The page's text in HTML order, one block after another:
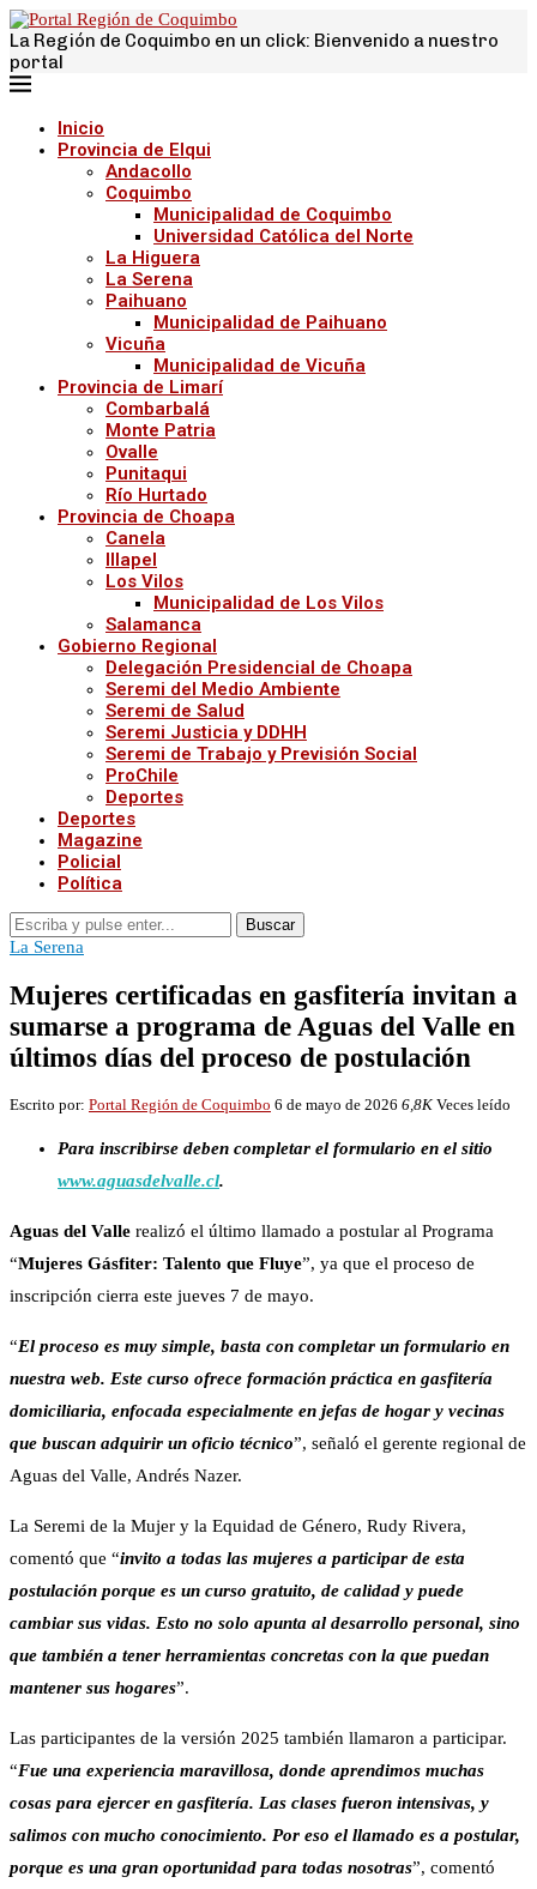
La Región de Coquimbo en un click: Bienvenido a nuestro
portal
Inicio
Provincia de Elqui
Andacollo
Coquimbo
Municipalidad de Coquimbo
Universidad Católica del Norte
La Higuera
La Serena
Paihuano
Municipalidad de Paihuano
Vicuña
Municipalidad de Vicuña
Provincia de Limarí
Combarbalá
Monte Patria
Ovalle
Punitaqui
Río Hurtado
Provincia de Choapa
Canela
Illapel
Los Vilos
Municipalidad de Los Vilos
Salamanca
Gobierno Regional
Delegación Presidencial de Choapa
Seremi del Medio Ambiente
Seremi de Salud
Seremi Justicia y DDHH
Seremi de Trabajo y Previsión Social
ProChile
Deportes
Deportes
Magazine
Policial
Política
Buscar
La Serena
Mujeres certificadas en gasfitería invitan a
sumarse a programa de Aguas del Valle en
últimos días del proceso de postulación
Escrito por: Portal Región de Coquimbo 6 de mayo de 2026 6,8K Veces leído
Para inscribirse deben completar el formulario en el sitio
www.aguasdelvalle.cl.
Aguas del Valle realizó el último llamado a postular al Programa
“Mujeres Gásfiter: Talento que Fluye”, ya que el proceso de
inscripción cierra este jueves 7 de mayo.
“El proceso es muy simple, basta con completar un formulario en
nuestra web. Este curso ofrece formación práctica en gasfitería
domiciliaria, enfocada especialmente en jefas de hogar y vecinas
que buscan adquirir un oficio técnico”, señaló el gerente regional de
Aguas del Valle, Andrés Nazer.
La Seremi de la Mujer y la Equidad de Género, Rudy Rivera,
comentó que “invito a todas las mujeres a participar de esta
postulación porque es un curso gratuito, de calidad y puede
cambiar sus vidas. Esto no solo apunta al desarrollo personal, sino
que también a tener herramientas concretas con la que puedan
mantener sus hogares”.
Las participantes de la versión 2025 también llamaron a participar.
“Fue una experiencia maravillosa, donde aprendimos muchas
cosas para ejercer en gasfitería. Las clases fueron intensivas, y
salimos con mucho conocimiento. Por eso el llamado es a postular,
porque es una gran oportunidad para todas nosotras”, comentó